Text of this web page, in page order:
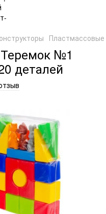
Теремок №1
деталей